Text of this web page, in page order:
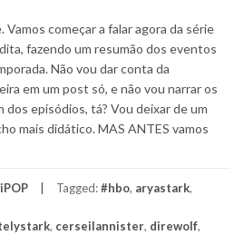
Vamos começar a falar agora da série
fazendo um resumão dos eventos
Não vou dar conta da
em um post só, e não vou narrar os
dos episódios, tá? Vou deixar de um
mais didático. MAS ANTES vamos
Tagged:#hbo, aryastark,
, cerseilannister, direwolf,